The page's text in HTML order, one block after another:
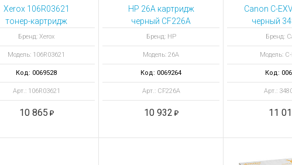
Xerox 106R03621
тонер-картридж
черный
Бренд: Xerox
Модель: 106R03621
Код: 0069528
Арт.: 106R03621
10 865
HP 26A картридж
черный CF226A
Бренд: HP
Модель: 26A
Код: 0069264
Арт.: CF226A
10 932
Canon C-
черный
Бренд:
Модель:
Код:
Арт.:
11